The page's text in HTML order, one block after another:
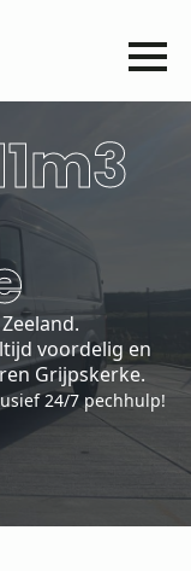
voordelig en
Grijpskerke.
24/7 pechhulp!